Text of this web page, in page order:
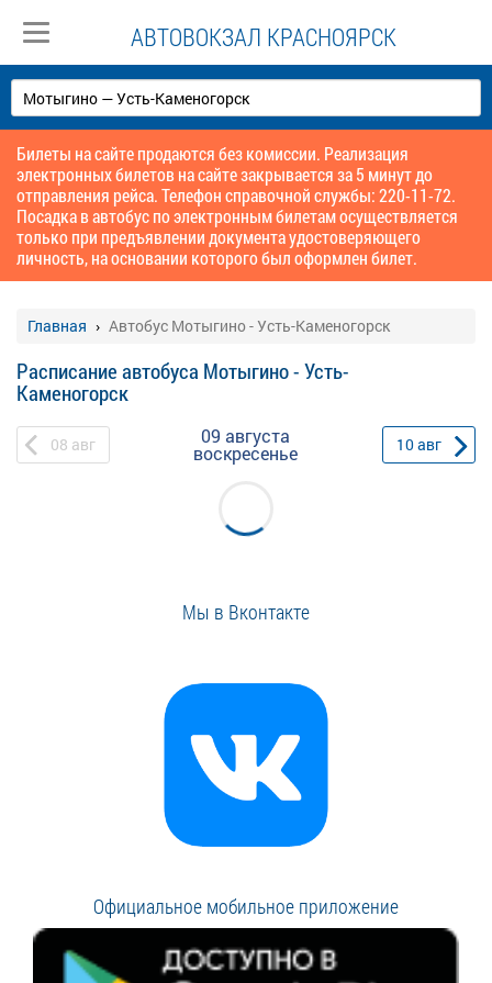
АВТОВОКЗАЛ КРАСНОЯРСК
Билеты на сайте продаются без комиссии. Реализация
электронных билетов на сайте закрывается за 5 минут до
отправления рейса. Телефон справочной службы: 220-11-72.
Посадка в автобус по электронным билетам осуществляется
только при предъявлении документа удостоверяющего
личность, на основании которого был оформлен билет.
Главная Автобус Мотыгино - Усть-Каменогорск
Расписание автобуса Мотыгино - Усть-
Каменогорск
08 авг 09 августа
воскресенье 10авг
Мы в Вконтакте
Официальное мобильное приложение